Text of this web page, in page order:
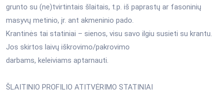
grunto su (ne)tvirtintais šlaitais, t.p. iš paprastų ar fasoninių
masyvų metinio, įr. ant akmeninio pado.
Krantinės tai statiniai – sienos, visu savo ilgiu susieti su krantu.
Jos skirtos laivų iškrovimo/pakrovimo
darbams, keleiviams aptarnauti.
ŠLAITINIO PROFILIO ATITVĖRIMO STATINIAI